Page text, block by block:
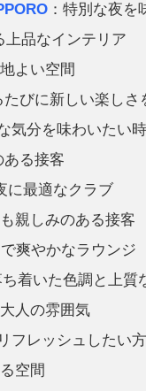
：特別な夜を
上品なインテリア
地よい空間
たびに新しい楽しさ
気分を味わいたい
ある接客
に最適なクラブ
親しみのある接客
で爽やかなラウンジ
ち着いた色調と上質
人の雰囲気
フレッシュしたい
空間